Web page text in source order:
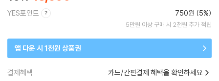
YES포인트 750원 (5%)
5만원 이상 구매 시 2천원 추가 적립
앱 다운 시 1천원 상품권
결제혜택 카드/간편결제 혜택을 확인하세요